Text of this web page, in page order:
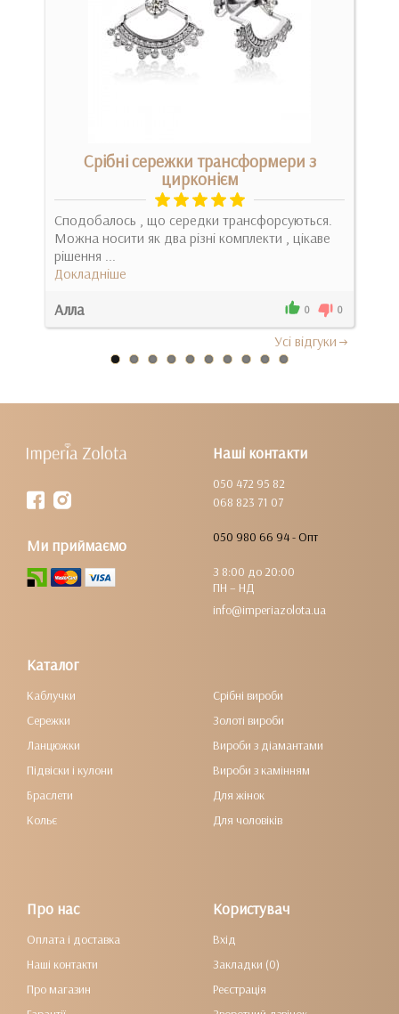
Срібні сережки трансформери з
цирконієм
Сподобалось , що середки трансфорсуються.
Можна носити як два різні комплекти , цікаве
рішення ...
Докладніше
Алла 0 0
Усi вiдгуки
Наші контакти
050 472 95 82
068 823 71 07
050 980 66 94 - Опт
З 8:00 до 20:00
ПН – НД
info@imperiazolota.ua
Ми приймаємо
Каталог
Каблучки
Сережки
Ланцюжки
Підвіски і кулони
Браслети
Кольє
Срібні вироби
Золоті вироби
Вироби з діамантами
Вироби з камінням
Для жінок
Для чоловіків
Про нас
Оплата і доставка
Наші контакти
Про магазин
Користувач
Вхід
Закладки (0)
Реєстрація